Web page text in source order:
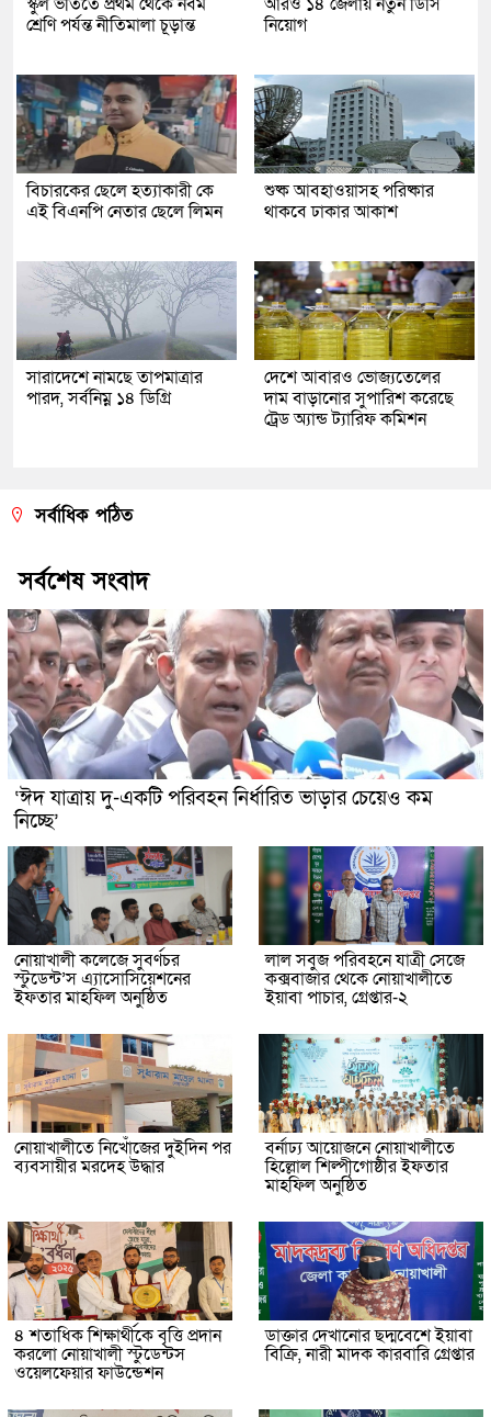
শ্রেণি পর্যন্ত নীতিমালা চূড়ান্ত
নিয়োগ
বিচারকের ছেলে হত্যাকারী কে
এই বিএনপি নেতার ছেলে লিমন
শুষ্ক আবহাওয়াসহ পরিষ্কার
থাকবে ঢাকার আকাশ
সারাদেশে নামছে তাপমাত্রার
পারদ, সর্বনিম্ন ১৪ ডিগ্রি
দেশে আবারও ভোজ্যতেলের
দাম বাড়ানোর সুপারিশ করেছে
ট্রেড অ্যান্ড ট্যারিফ কমিশন
সর্বাধিক পঠিত
সর্বশেষ সংবাদ
‘ঈদ যাত্রায় দু-একটি পরিবহন নির্ধারিত ভাড়ার চেয়েও কম
নিচ্ছে’
নোয়াখালী কলেজে সুবর্ণচর
স্টুডেন্ট’স এ্যাসোসিয়েশনের
ইফতার মাহফিল অনুষ্ঠিত
লাল সবুজ পরিবহনে যাত্রী সেজে
কক্সবাজার থেকে নোয়াখালীতে
ইয়াবা পাচার, গ্রেপ্তার-২
নোয়াখালীতে নিখোঁজের দুইদিন পর
ব্যবসায়ীর মরদেহ উদ্ধার
বর্নাঢ্য আয়োজনে নোয়াখালীতে
হিল্লোল শিল্পীগোষ্ঠীর ইফতার
মাহফিল অনুষ্ঠিত
৪ শতাধিক শিক্ষার্থীকে বৃত্তি প্রদান
করলো নোয়াখালী স্টুডেন্টস
ওয়েলফেয়ার ফাউন্ডেশন
ডাক্তার দেখানোর ছদ্মবেশে ইয়াবা
বিক্রি, নারী মাদক কারবারি গ্রেপ্তার